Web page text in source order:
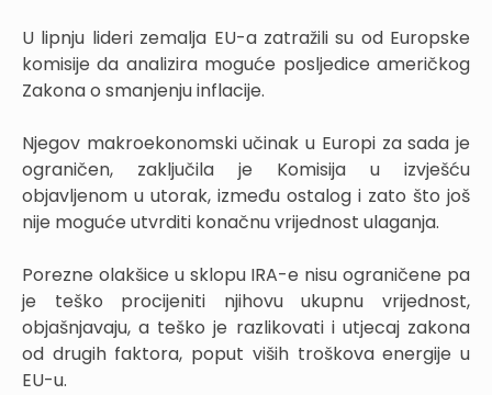
U lipnju lideri zemalja EU-a zatražili su od Europske
komisije da analizira moguće posljedice američkog
Zakona o smanjenju inflacije.
Njegov makroekonomski učinak u Europi za sada je
ograničen, zaključila je Komisija u izvješću
objavljenom u utorak, između ostalog i zato što još
nije moguće utvrditi konačnu vrijednost ulaganja.
Porezne olakšice u sklopu IRA-e nisu ograničene pa
je teško procijeniti njihovu ukupnu vrijednost,
objašnjavaju, a teško je razlikovati i utjecaj zakona
od drugih faktora, poput viših troškova energije u
EU-u.